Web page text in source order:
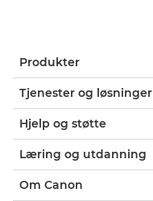
Produkter
Tjenester og løsninger
Hjelp og støtte
Læring og utdanning
Om Canon